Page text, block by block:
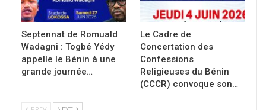
Septennat de Romuald
Wadagni : Togbé Yédy
appelle le Bénin à une
grande journée…
Le Cadre de
Concertation des
Confessions
Religieuses du Bénin
(CCCR) convoque son…